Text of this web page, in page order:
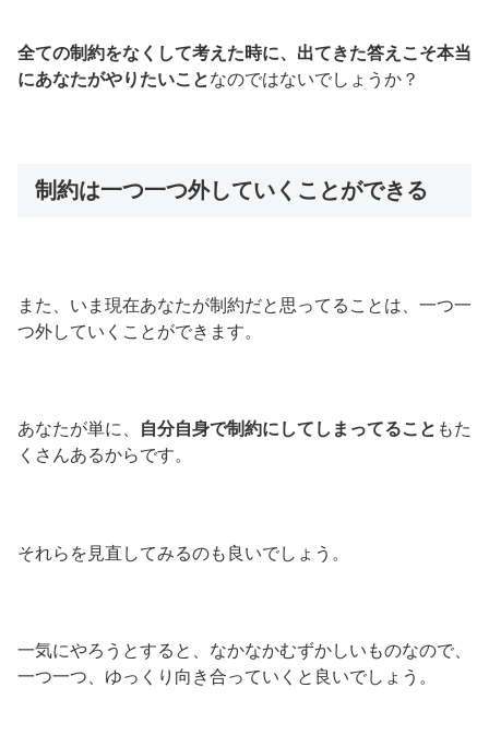
全ての制約をなくして考えた時に、出てきた答えこそ本当
にあなたがやりたいことなのではないでしょうか？
制約は一つ一つ外していくことができる
また、いま現在あなたが制約だと思ってることは、一つ一
つ外していくことができます。
あなたが単に、 自分自身で制約にしてしまってること もた
くさんあるからです。
それらを見直してみるのも良いでしょう。
一気にやろうとすると、なかなかむずかしいものなので、
一つ一つ、ゆっくり向き合っていくと良いでしょう。